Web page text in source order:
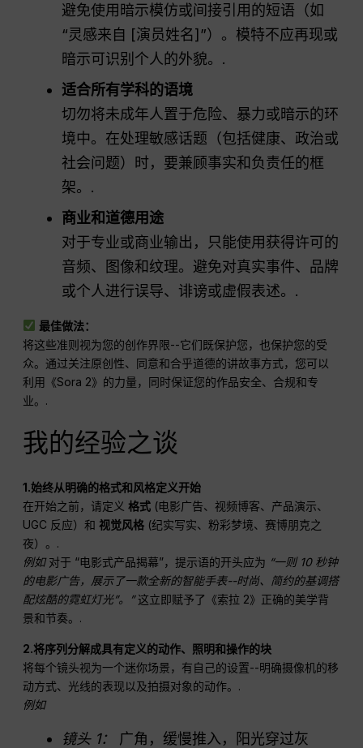
避免使用暗示模仿或间接引用的短语（如
“灵感来自 [演员姓名]”）。模特不应再现或
暗示可识别个人的外貌。.
适合所有学科的语境
切勿将未成年人置于危险、暴力或暗示的环
境中。在处理敏感话题（包括健康、政治或
社会问题）时，要兼顾事实和负责任的框
架。.
商业和道德用途
对于专业或商业输出，只能使用获得许可的
音频、图像和纹理。避免对真实事件、品牌
或个人进行误导、诽谤或虚假表述。.
最佳做法：
将这些准则视为您的创作界限--它们既保护您，也保护您的受
众。通过关注原创性、同意和合乎道德的讲故事方式，您可以
利用《Sora 2》的力量，同时保证您的作品安全、合规和专
业。.
我的经验之谈
1.始终从明确的格式和风格定义开始
在开始之前，请定义格式 (电影广告、视频博客、产品演示、
UGC 反应）和视觉风格 (纪实写实、粉彩梦境、赛博朋克之
夜）。.
例如对于 “电影式产品揭幕”，提示语的开头应为 “一则 10 秒钟
的电影广告，展示了一款全新的智能手表--时尚、简约的基调搭
配炫酷的霓虹灯光”。”这立即赋予了《索拉 2》正确的美学背
景和节奏。.
2.将序列分解成具有定义的动作、照明和操作的块
将每个镜头视为一个迷你场景，有自己的设置--明确摄像机的移
动方式、光线的表现以及拍摄对象的动作。.
例如
镜头 1： 广角，缓慢推入，阳光穿过灰